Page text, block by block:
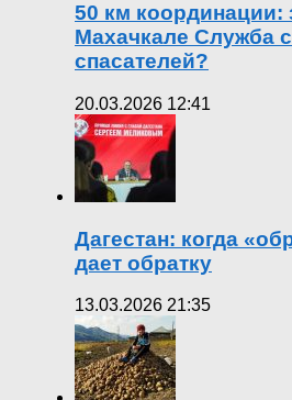
50 км координации:
Махачкале Служба
спасателей?
20.03.2026 12:41
Дагестан: когда
дает обратку
13.03.2026 21:35